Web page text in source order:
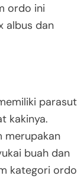
ordo ini
albus dan
parasut
kakinya.
merupakan
buah dan
kategori ordo